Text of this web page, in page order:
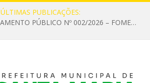
ÚLTIMAS PUBLICAÇÕES:
EDITAL DE CHAMAMENTO PÚBLICO Nº 002/2026 – FOMENTO À EXECUÇÃO DE AÇÕES CULTURAIS